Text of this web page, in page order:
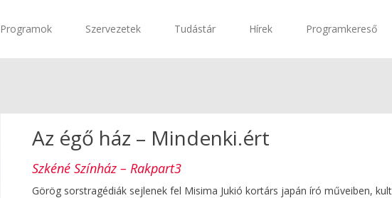
Programok Szervezetek Tudástár Hírek Programkereső
Az égő ház – Mindenki.ért
Szkéné Színház – Rakpart3
Görög sorstragédiák sejlenek fel Misima Jukió kortárs japán író műveiben,